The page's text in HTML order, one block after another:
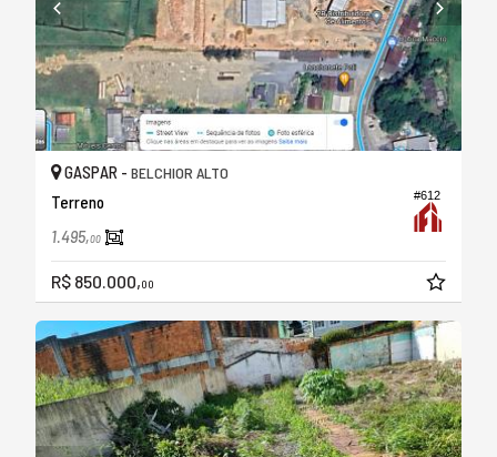
#612
GASPAR - BELCHIOR ALTO
Terreno
1.495,00
R$ 850.000,00